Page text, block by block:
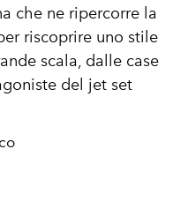
che ne ripercorre la
riscoprire uno stile
scala, dalle case
del jet set